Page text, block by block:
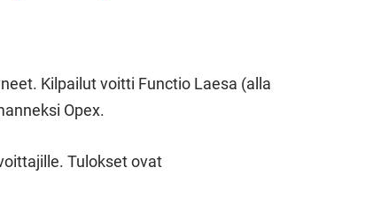
Kilpailut voitti Functio Laesa (alla
Opex.
Tulokset ovat